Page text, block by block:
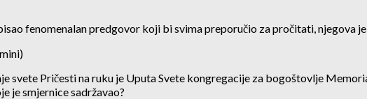
fenomenalan predgovor koji bi svima preporučio za pročitati, njegova
svete Pričesti na ruku je Uputa Svete kongregacije za bogoštovlje
je smjernice sadržavao?